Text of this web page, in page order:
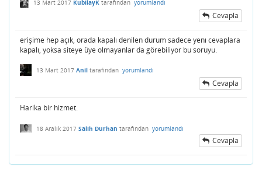
13 Mart 2017 KubilayK tarafından yorumlandı
Cevapla
erişime hep açık, orada kapalı denilen durum sadece yenı cevaplara
kapalı, yoksa siteye üye olmayanlar da görebiliyor bu soruyu.
13 Mart 2017 Anil tarafından yorumlandı
Cevapla
Harika bir hizmet.
18 Aralık 2017 Salih Durhan tarafından yorumlandı
Cevapla